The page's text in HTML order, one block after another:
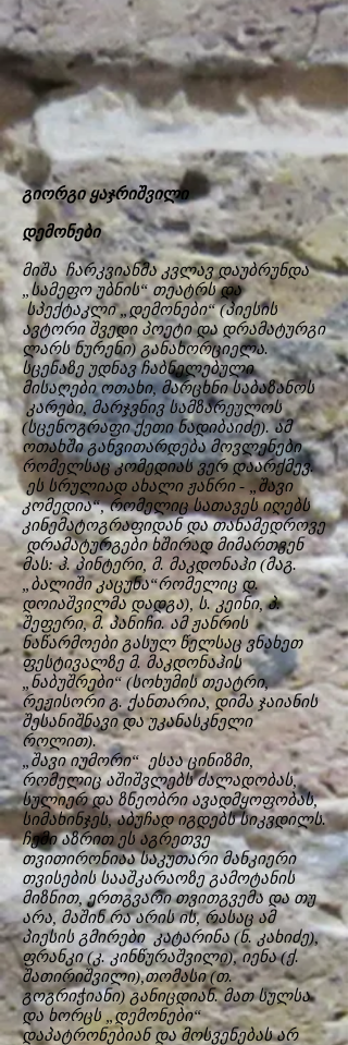
გიორგი ყაჯრიშვილი
დემონები
მიშა ჩარკვიანმა კვლავ დაუბრუნდა
„სამეფო უბნის“ თეატრს და
სპექტაკლი „დემონები“ (პიესის
ავტორი შვედი პოეტი და დრამატურგი
ლარს ნურენი) განახორციელა.
სცენაზე უდნავ ჩაბნელებული
მისაღები ოთახი, მარცხნი საბაზანოს
კარები, მარჯვნივ სამზარეულოს
(სცენოგრაფი ქეთი ნადიბაიძე). ამ
ოთახში განვითარდება მოვლენები
რომელსაც კომედიას ვერ დაარქმევ.
ეს სრულიად ახალი ჟანრი - „შავი
კომედია“, რომელიც სათავეს იღებს
კინემატოგრაფიდან და თანამედროვე
დრამატურგები ხშირად მიმართვენ
მას: ჰ. პინტერი, მ. მაკდონაჰი (მაგ.
„ბალიში კაცუნა“რომელიც დ.
დოიაშვილმა დადგა), ს. კეინი, პ.
შეფერი, მ. პანიჩი. ამ ჟანრის
ნაწარმოები გასულ წელსაც ვნახეთ
ფესტივალზე მ. მაკდონაჰის
„ნაბუშრები“ (სოხუმის თეატრი,
რეჟისორი გ. ქანთარია, დიმა ჯაიანის
შესანიშნავი და უკანასკნელი
როლით).
„შავი იუმორი“ ესაა ცინიზმი,
რომელიც აშიშვლებს ძალადობას,
სულიერ და ზნეობრი ავადმყოფობას,
სიმახინჯეს, აბუჩად იგდებს სიკვდილს.
ჩემი აზრით ეს აგრეთვე
თვითირონიაა საკუთარი მანკიერი
თვისების სააშკარაოზე გამოტანის
მიზნით, ერთგვარი თვითგვემა და თუ
არა, მაშინ რა არის ის, რასაც ამ
პიესის გმირები კატარინა (ნ. კახიძე),
ფრანკი (კ. კინწურაშვილი), იენა (ქ.
შათირიშვილი),თომასი (თ.
გოგრიჭიანი) განიცდიან. მათ სულსა
და ხორცს „დემონები“
დაპატრონებიან და მოსვენებას არ